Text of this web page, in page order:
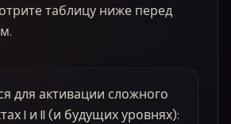
таблицу ниже перед
для активации сложного
I и II (и будущих уровнях):